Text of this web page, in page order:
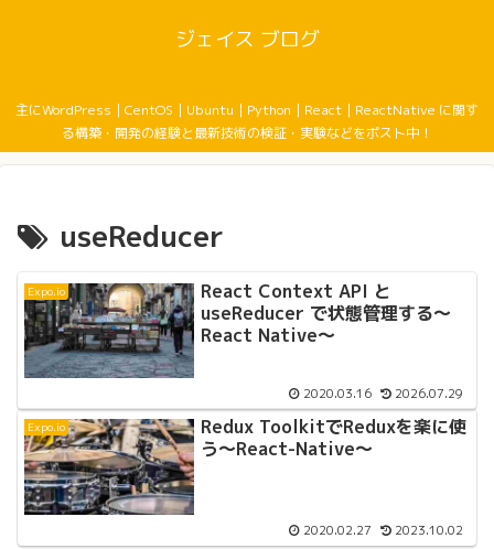
ジェイス ブログ
主にWordPress｜CentOS｜Ubuntu｜Python｜React｜ReactNative に関す
る構築・開発の経験と最新技術の検証・実験などをポスト中！
useReducer
Expo.io
React Context API と
useReducer で状態管理する〜
React Native〜
2020.03.16 2026.07.29
Expo.io
Redux ToolkitでReduxを楽に使
う〜React-Native〜
2020.02.27 2023.10.02